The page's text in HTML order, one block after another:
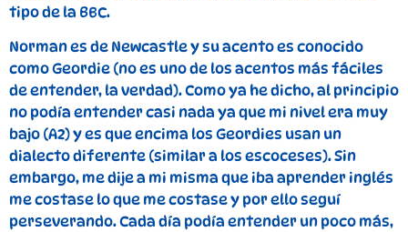
tipo de la BBC.
Norman es de Newcastle y su acento es conocido
como Geordie (no es uno de los acentos más fáciles
de entender, la verdad). Como ya he dicho, al principio
no podía entender casi nada ya que mi nivel era muy
bajo (A2) y es que encima los Geordies usan un
dialecto diferente (similar a los escoceses). Sin
embargo, me dije a mi misma que iba aprender inglés
me costase lo que me costase y por ello seguí
perseverando. Cada día podía entender un poco más,